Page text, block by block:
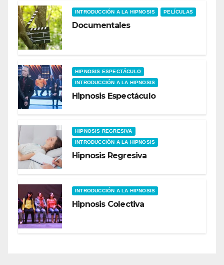
INTRODUCCIÓN A LA HIPNOSIS PELÍCULAS
Documentales
HIPNOSIS ESPECTÁCULO
INTRODUCCIÓN A LA HIPNOSIS
Hipnosis Espectáculo
HIPNOSIS REGRESIVA
INTRODUCCIÓN A LA HIPNOSIS
Hipnosis Regresiva
INTRODUCCIÓN A LA HIPNOSIS
Hipnosis Colectiva